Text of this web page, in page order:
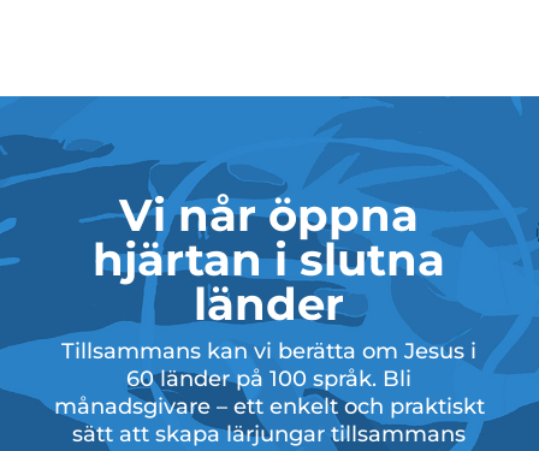
Vi når öppna
hjärtan i slutna
länder
Tillsammans kan vi berätta om Jesus i
60 länder på 100 språk. Bli
månadsgivare – ett enkelt och praktiskt
sätt att skapa lärjungar tillsammans